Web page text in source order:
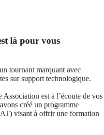
là pour vous
tournant marquant avec
sur support technologique.
Association est à l’écoute de vos
créé un programme
visant à offrir une formation